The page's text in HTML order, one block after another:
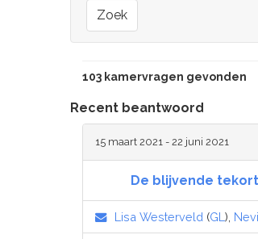
Zoek
103 kamervragen gevonden
Recent beantwoord
15 maart 2021 - 22 juni 2021
De blijvende
Lisa Westerveld (GL ),